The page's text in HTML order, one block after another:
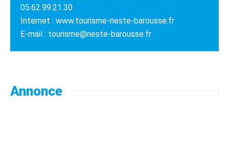
05.62.99.21.30
Internet : www.tourisme-neste-barousse.fr
E-mail : tourisme@neste-barousse.fr
Annonce